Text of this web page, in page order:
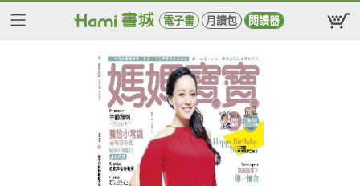
電子書 月讀包 閱讀器